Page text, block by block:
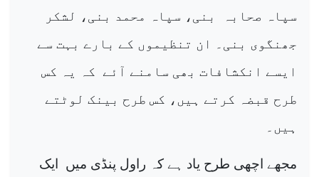
سپاہ صحابہ
بنی، سپاہ محمد بنی، لشکر
جھنگوی بنی۔ ان تنظیموں کے بارے بہت سے
ایسے انکشافات بھی سامنے آئے
کہ یہ کس
طرح قبضہ کرتے ہیں، کس طرح بینک لوٹتے
ہیں۔
مجھے اچھی طرح یاد ہے کہ راول پنڈی میں
ایک